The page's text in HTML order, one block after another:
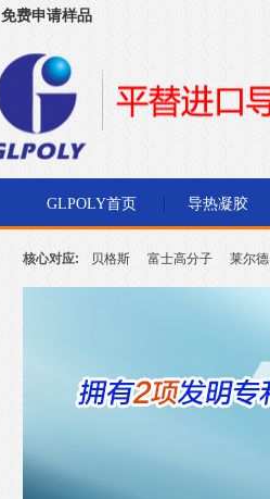
免费申请样品
GLPOLY首页 导热凝胶
核心对应: 贝格斯 富士高分子 莱尔德